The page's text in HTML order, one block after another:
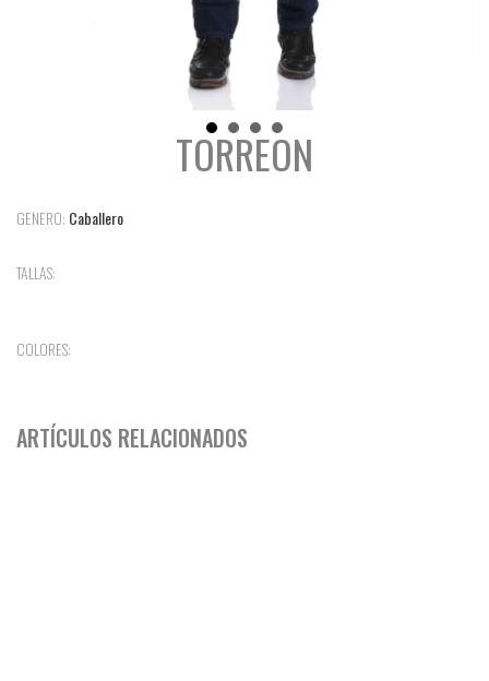
TORREON
GENERO: Caballero
TALLAS:
COLORES:
ARTÍCULOS RELACIONADOS